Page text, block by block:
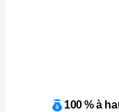
100 % à